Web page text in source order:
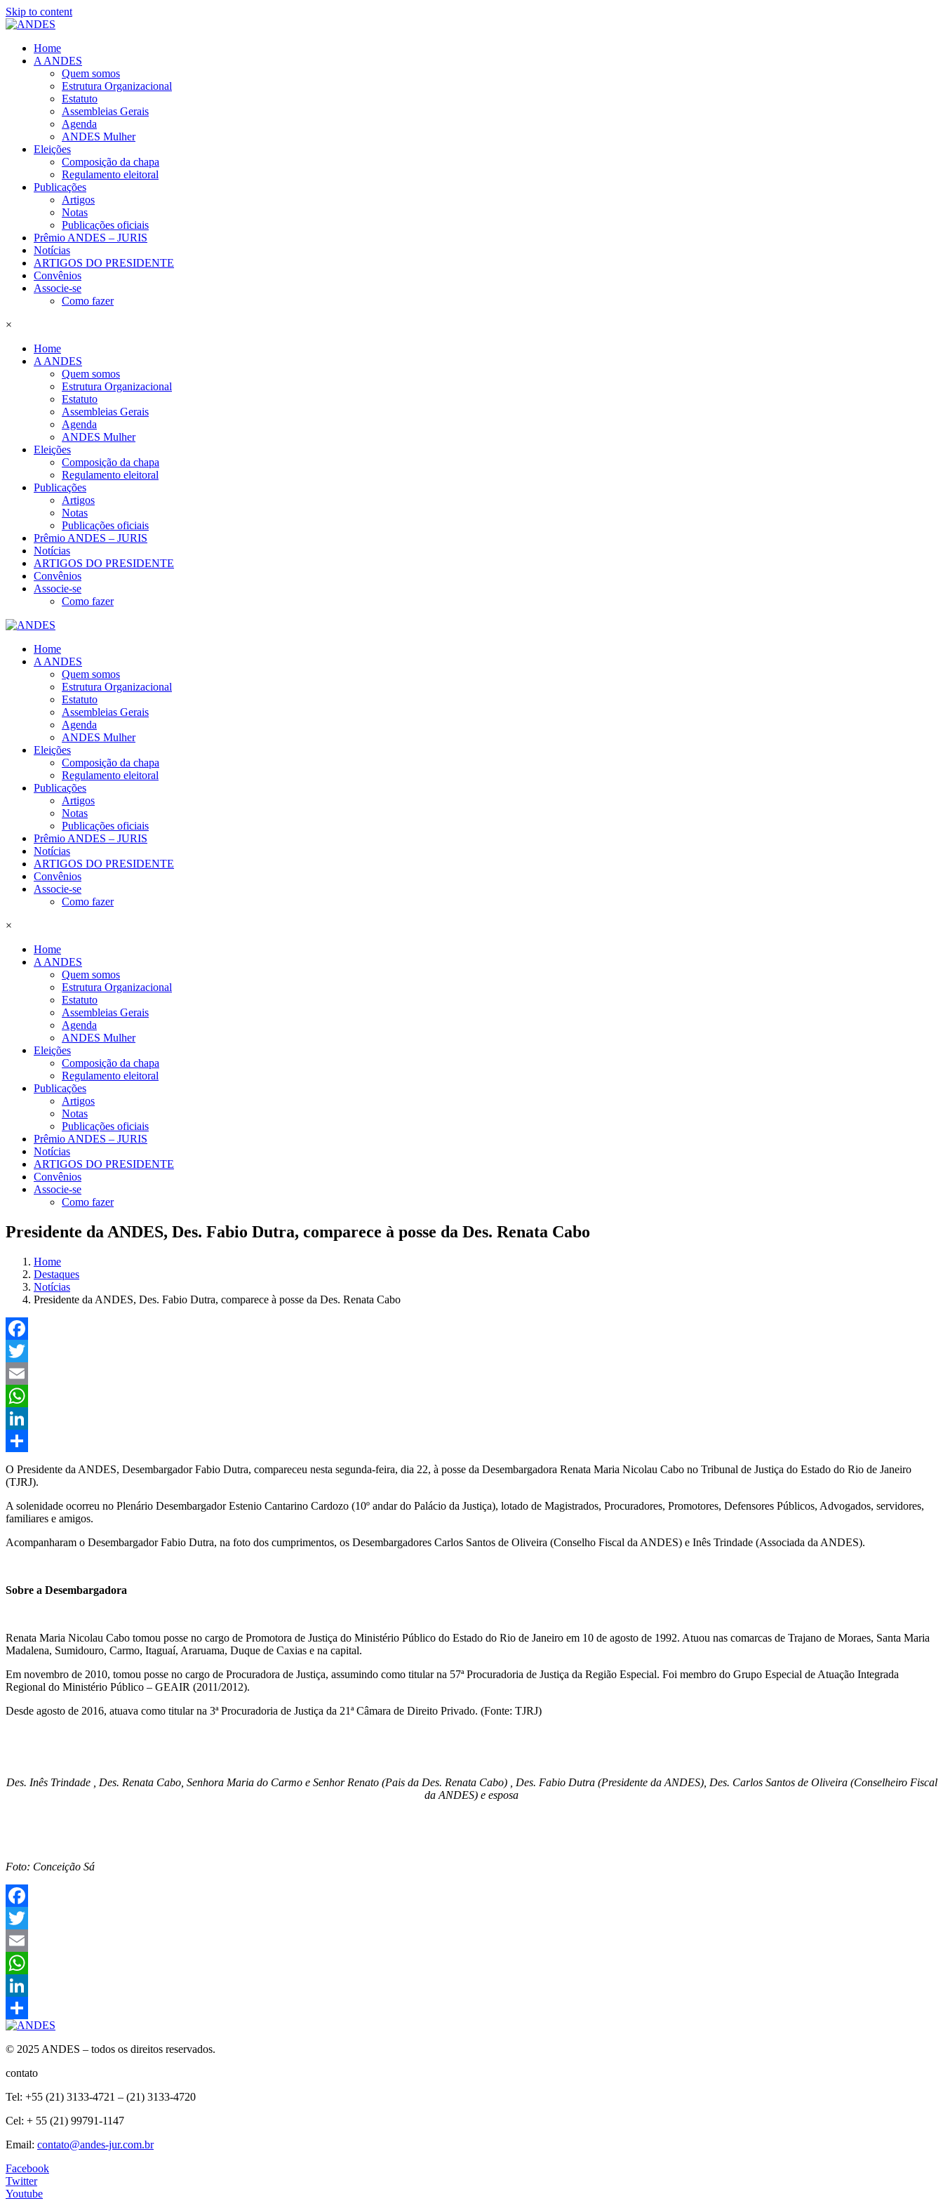
Skip to content
Home
A ANDES
Quem somos
Estrutura Organizacional
Estatuto
Assembleias Gerais
Agenda
ANDES Mulher
Eleições
Composição da chapa
Regulamento eleitoral
Publicações
Artigos
Notas
Publicações oficiais
Prêmio ANDES – JURIS
Notícias
ARTIGOS DO PRESIDENTE
Convênios
Associe-se
Como fazer
×
Home
A ANDES
Quem somos
Estrutura Organizacional
Estatuto
Assembleias Gerais
Agenda
ANDES Mulher
Eleições
Composição da chapa
Regulamento eleitoral
Publicações
Artigos
Notas
Publicações oficiais
Prêmio ANDES – JURIS
Notícias
ARTIGOS DO PRESIDENTE
Convênios
Associe-se
Como fazer
Home
A ANDES
Quem somos
Estrutura Organizacional
Estatuto
Assembleias Gerais
Agenda
ANDES Mulher
Eleições
Composição da chapa
Regulamento eleitoral
Publicações
Artigos
Notas
Publicações oficiais
Prêmio ANDES – JURIS
Notícias
ARTIGOS DO PRESIDENTE
Convênios
Associe-se
Como fazer
×
Home
A ANDES
Quem somos
Estrutura Organizacional
Estatuto
Assembleias Gerais
Agenda
ANDES Mulher
Eleições
Composição da chapa
Regulamento eleitoral
Publicações
Artigos
Notas
Publicações oficiais
Prêmio ANDES – JURIS
Notícias
ARTIGOS DO PRESIDENTE
Convênios
Associe-se
Como fazer
Presidente da ANDES, Des. Fabio Dutra, comparece à posse da Des. Renata Cabo
Home
Destaques
Notícias
Presidente da ANDES, Des. Fabio Dutra, comparece à posse da Des. Renata Cabo
Facebook
Twitter
Email
WhatsApp
LinkedIn
Compartilhar
O Presidente da ANDES, Desembargador Fabio Dutra, compareceu nesta segunda-feira, dia 22, à posse da Desembargadora Renata Maria Nicolau Cabo no Tribunal de Justiça do Estado do Rio de Janeiro
(TJRJ).
A solenidade ocorreu no Plenário Desembargador Estenio Cantarino Cardozo (10º andar do Palácio da Justiça), lotado de Magistrados, Procuradores, Promotores, Defensores Públicos, Advogados, servidores,
familiares e amigos.
Acompanharam o Desembargador Fabio Dutra, na foto dos cumprimentos, os Desembargadores Carlos Santos de Oliveira (Conselho Fiscal da ANDES) e Inês Trindade (Associada da ANDES).
Sobre a Desembargadora
Renata Maria Nicolau Cabo tomou posse no cargo de Promotora de Justiça do Ministério Público do Estado do Rio de Janeiro em 10 de agosto de 1992. Atuou nas comarcas de Trajano de Moraes, Santa Maria
Madalena, Sumidouro, Carmo, Itaguaí, Araruama, Duque de Caxias e na capital.
Em novembro de 2010, tomou posse no cargo de Procuradora de Justiça, assumindo como titular na 57ª Procuradoria de Justiça da Região Especial. Foi membro do Grupo Especial de Atuação Integrada
Regional do Ministério Público – GEAIR (2011/2012).
Desde agosto de 2016, atuava como titular na 3ª Procuradoria de Justiça da 21ª Câmara de Direito Privado. (Fonte: TJRJ)
Des. Inês Trindade , Des. Renata Cabo, Senhora Maria do Carmo e Senhor Renato (Pais da Des. Renata Cabo) , Des. Fabio Dutra (Presidente da ANDES), Des. Carlos Santos de Oliveira (Conselheiro Fiscal
da ANDES) e esposa
Foto: Conceição Sá
Facebook
Twitter
Email
WhatsApp
LinkedIn
Compartilhar
© 2025 ANDES – todos os direitos reservados.
contato
Tel: +55 (21) 3133-4721 – (21) 3133-4720
Cel: + 55 (21) 99791-1147
Email: contato@andes-jur.com.br
Facebook
Twitter
Youtube